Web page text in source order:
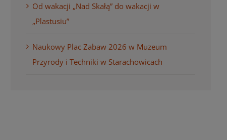
Od wakacji „Nad Skałą” do wakacji w
„Plastusiu”
Naukowy Plac Zabaw 2026 w Muzeum
Przyrody i Techniki w Starachowicach